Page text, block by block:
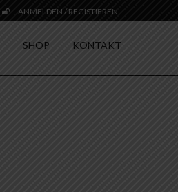
ANMELDEN / REGISTIEREN
SHOP KONTAKT